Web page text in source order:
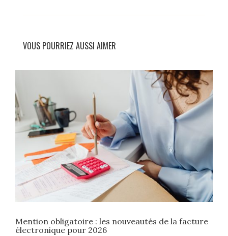
VOUS POURRIEZ AUSSI AIMER
Mention obligatoire : les nouveautés de la facture
électronique pour 2026